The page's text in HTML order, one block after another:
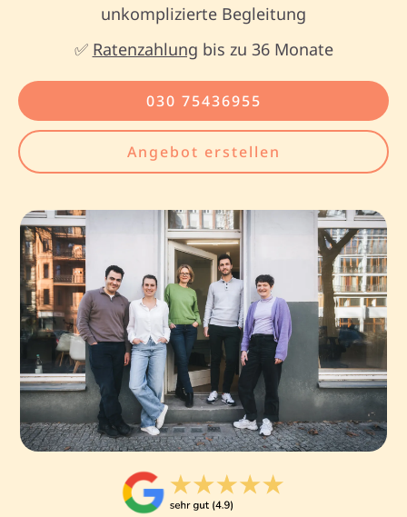
unkomplizierte Begleitung
✅ Ratenzahlung bis zu 36 Monate
030 75436955
Angebot erstellen